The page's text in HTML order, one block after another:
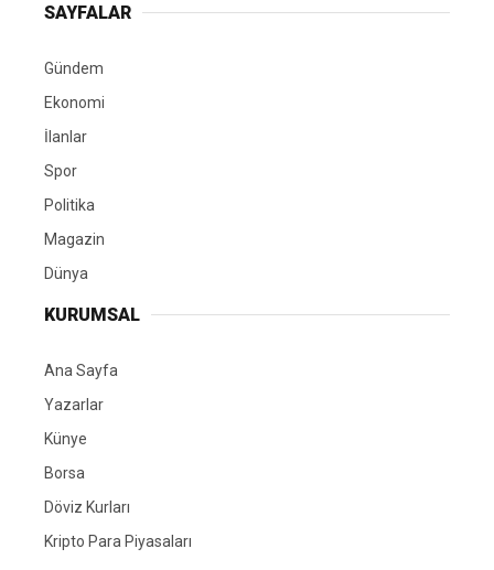
SAYFALAR
Gündem
Ekonomi
İlanlar
Spor
Politika
Magazin
Dünya
KURUMSAL
Ana Sayfa
Yazarlar
Künye
Borsa
Döviz Kurları
Kripto Para Piyasaları